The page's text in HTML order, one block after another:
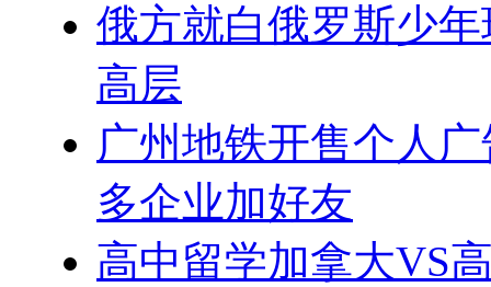
俄方就白俄罗斯少
高层
广州地铁开售个人
多企业加好友
高中留学加拿大VS